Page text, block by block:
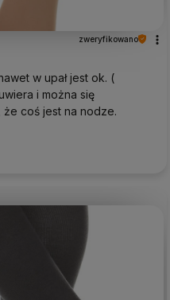
zweryfikowano
w upał jest ok. (
i można się
coś jest na nodze.